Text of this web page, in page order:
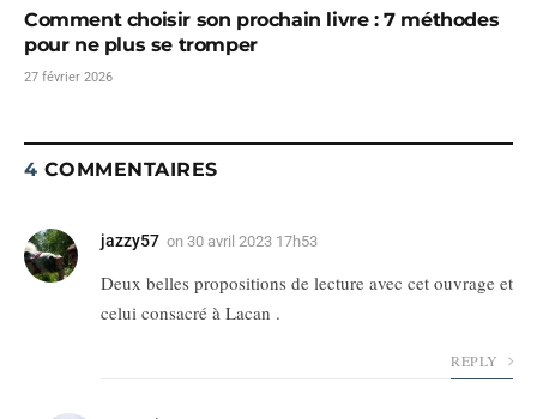
Comment choisir son prochain livre : 7 méthodes
pour ne plus se tromper
27 février 2026
4 COMMENTAIRES
jazzy57 on 30 avril 2023 17h53
Deux belles propositions de lecture avec cet ouvrage et
celui consacré à Lacan .
REPLY